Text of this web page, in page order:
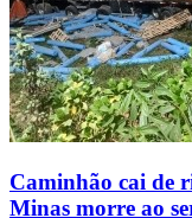
Caminhão cai de
Minas morre ao